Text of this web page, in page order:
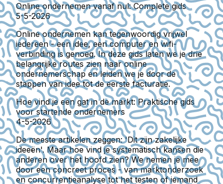
Online ondernemen vanaf nul: Complete gids
5-5-2026
Online ondernemen kan tegenwoordig vrijwel
iedereen - een idee, een computer en wifi-
verbinding is genoeg. In deze gids laten we je drie
belangrijke routes zien naar online
ondernemerschap en leiden we je door de
stappen van idee tot de eerste facturatie.
Hoe vind je een gat in de markt: Praktische gids
voor startende ondernemers
4-5-2026
De meeste artikelen zeggen: 'Dit zijn zakelijke
ideeën'. Maar hoe vind je systematisch kansen die
anderen over het hoofd zien? We nemen je mee
door een concreet proces - van marktonderzoek
en concurrentieanalyse tot het testen of iemand